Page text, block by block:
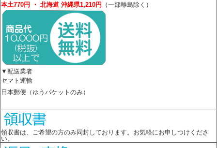
本土770円 ・ 北海道 沖縄県1,210円 （一部離島除く）
▼配送業者
ヤマト運輸
日本郵便（ゆうパケットのみ）
領収書は、ご希望の方のみ同封しております。お気軽にお申しつけくださ
い。